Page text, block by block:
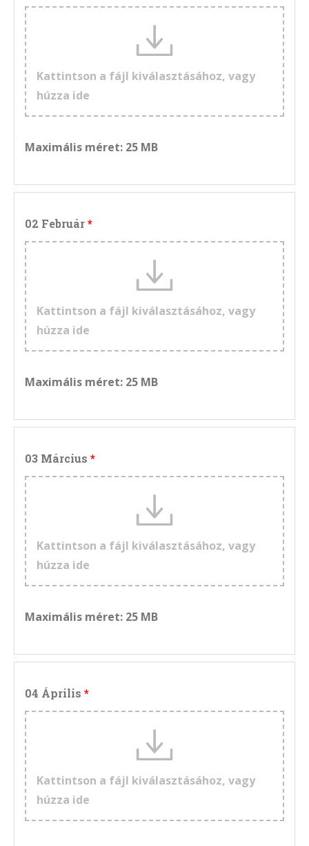
Kattintson a fájl kiválasztásához, vagy
húzza ide
Maximális méret: 25 MB
02 Február
Kattintson a fájl kiválasztásához, vagy
húzza ide
Maximális méret: 25 MB
03 Március
Kattintson a fájl kiválasztásához, vagy
húzza ide
Maximális méret: 25 MB
04 Április
Kattintson a fájl kiválasztásához, vagy
húzza ide